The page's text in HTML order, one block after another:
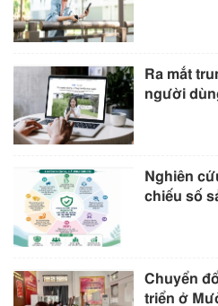
Ra mắt
người
Nghiên
chiếu số
Chuyển
triển ở